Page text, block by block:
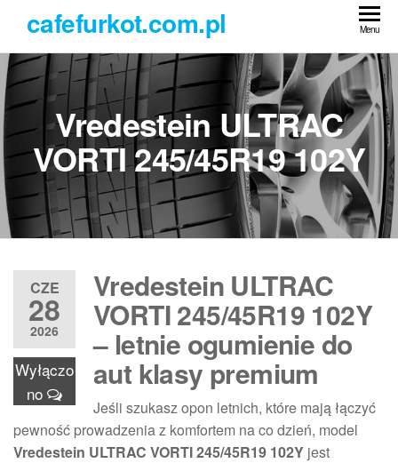
treści
cafefurkot.com.pl Menu
Vredestein ULTRAC
VORTI 245/45R19 102Y
CZE
28
2026
Wyłączo
no
Vredestein ULTRAC
VORTI 245/45R19 102Y
– letnie ogumienie do
aut klasy premium
Jeśli szukasz opon letnich, które mają łączyć
pewność prowadzenia z komfortem na co dzień, model
Vredestein ULTRAC VORTI 245/45R19 102Y jest